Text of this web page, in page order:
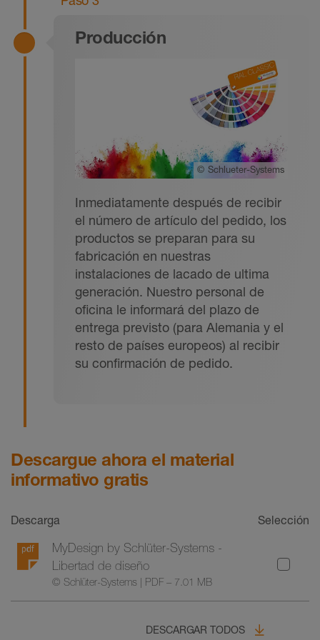
Producción
© Schlueter-Systems
Inmediatamente después de recibir
el número de artículo del pedido, los
productos se preparan para su
fabricación en nuestras
instalaciones de lacado de ultima
generación. Nuestro personal de
oficina le informará del plazo de
entrega previsto (para Alemania y el
resto de países europeos) al recibir
su confirmación de pedido.
Descargue ahora el material
informativo gratis
Descarga
Selección
MyDesign by Schlüter-Systems -
Libertad de diseño
© Schlüter-Systems | PDF – 7.01 MB
DESCARGAR TODOS